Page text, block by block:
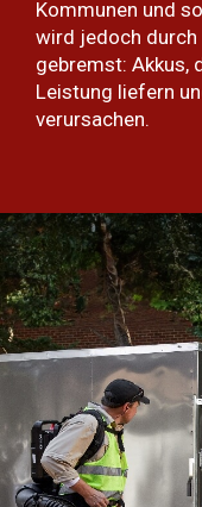
Kommunen und
wird jedoch durch
gebremst: Akkus,
Leistung liefern
verursachen.